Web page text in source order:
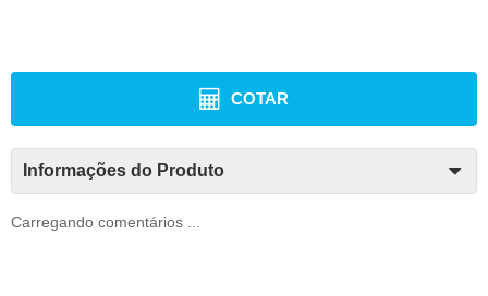
COTAR
Informações do Produto
Carregando comentários ...